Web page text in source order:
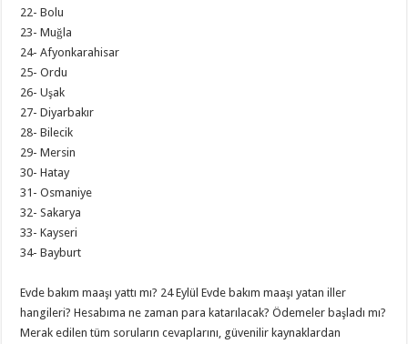
22- Bolu
23- Muğla
24- Afyonkarahisar
25- Ordu
26- Uşak
27- Diyarbakır
28- Bilecik
29- Mersin
30- Hatay
31- Osmaniye
32- Sakarya
33- Kayseri
34- Bayburt
Evde bakım maaşı yattı mı? 24 Eylül Evde bakım maaşı yatan iller
hangileri? Hesabıma ne zaman para katarılacak? Ödemeler başladı mı?
Merak edilen tüm soruların cevaplarını, güvenilir kaynaklardan